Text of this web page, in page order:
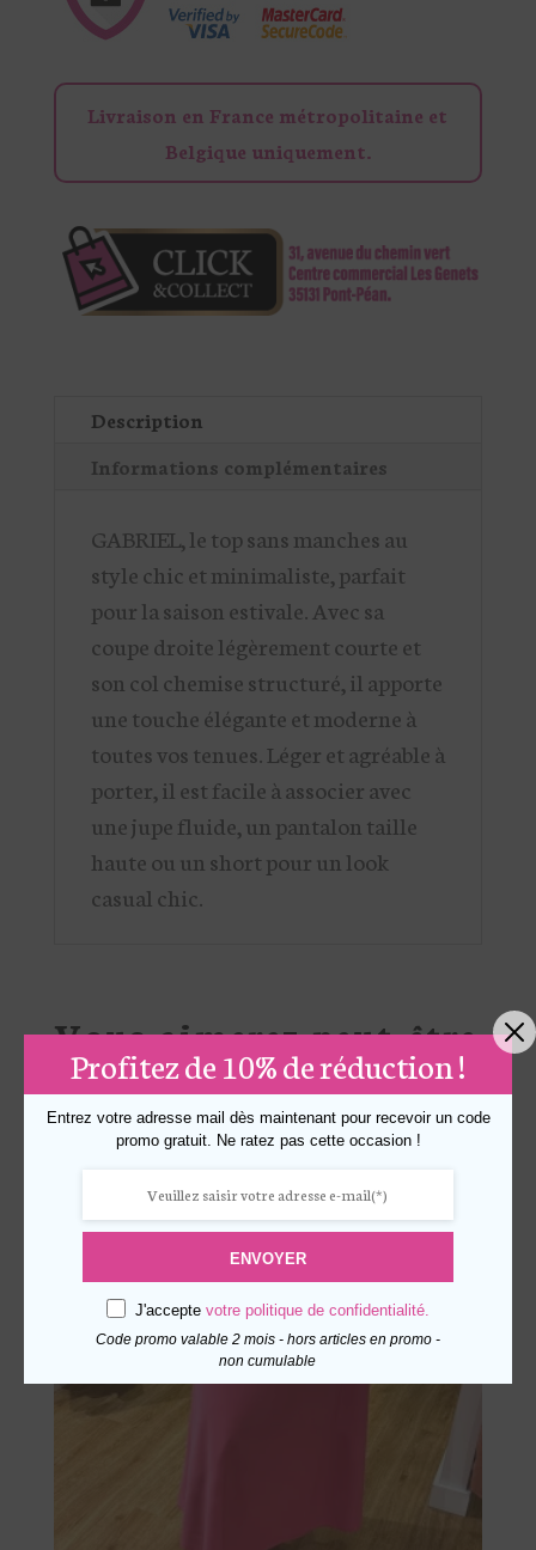
Livraison en France métropolitaine et
Belgique uniquement.
Description
Informations complémentaires
GABRIEL, le top sans manches au
style chic et minimaliste, parfait
pour la saison estivale. Avec sa
coupe droite légèrement courte et
son col chemise structuré, il apporte
une touche élégante et moderne à
toutes vos tenues. Léger et agréable à
porter, il est facile à associer avec
une jupe fluide, un pantalon taille
haute ou un short pour un look
casual chic.
Vous aimerez peut-être
aussi…
Profitez de 10% de réduction !
Entrez votre adresse mail dès maintenant pour recevoir un code
promo gratuit. Ne ratez pas cette occasion !
ENVOYER
J'accepte votre politique de confidentialité.
Code promo valable 2 mois - hors articles en promo -
non cumulable